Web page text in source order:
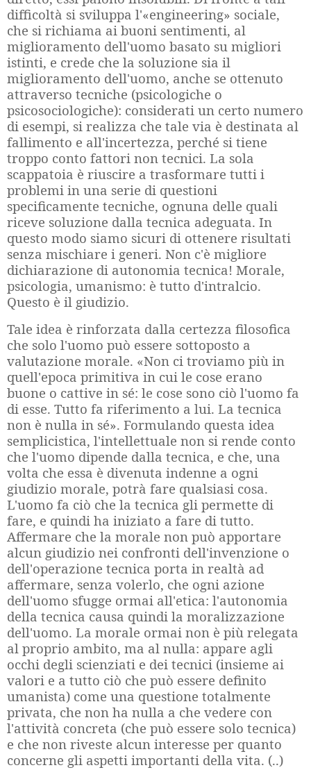
difficoltà si sviluppa l'«engineering» sociale,
che si richiama ai buoni sentimenti, al
miglioramento dell'uomo basato su migliori
istinti, e crede che la soluzione sia il
miglioramento dell'uomo, anche se ottenuto
attraverso tecniche (psicologiche o
psicosociologiche): considerati un certo numero
di esempi, si realizza che tale via è destinata al
fallimento e all'incertezza, perché si tiene
troppo conto fattori non tecnici. La sola
scappatoia è riuscire a trasformare tutti i
problemi in una serie di questioni
specificamente tecniche, ognuna delle quali
riceve soluzione dalla tecnica adeguata. In
questo modo siamo sicuri di ottenere risultati
senza mischiare i generi. Non c'è migliore
dichiarazione di autonomia tecnica! Morale,
psicologia, umanismo: è tutto d'intralcio.
Questo è il giudizio.
Tale idea è rinforzata dalla certezza filosofica
che solo l'uomo può essere sottoposto a
valutazione morale. «Non ci troviamo più in
quell'epoca primitiva in cui le cose erano
buone o cattive in sé: le cose sono ciò l'uomo fa
di esse. Tutto fa riferimento a lui. La tecnica
non è nulla in sé». Formulando questa idea
semplicistica, l'intellettuale non si rende conto
che l'uomo dipende dalla tecnica, e che, una
volta che essa è divenuta indenne a ogni
giudizio morale, potrà fare qualsiasi cosa.
L'uomo fa ciò che la tecnica gli permette di
fare, e quindi ha iniziato a fare di tutto.
Affermare che la morale non può apportare
alcun giudizio nei confronti dell'invenzione o
dell'operazione tecnica porta in realtà ad
affermare, senza volerlo, che ogni azione
dell'uomo sfugge ormai all'etica: l'autonomia
della tecnica causa quindi la moralizzazione
dell'uomo. La morale ormai non è più relegata
al proprio ambito, ma al nulla: appare agli
occhi degli scienziati e dei tecnici (insieme ai
valori e a tutto ciò che può essere definito
umanista) come una questione totalmente
privata, che non ha nulla a che vedere con
l'attività concreta (che può essere solo tecnica)
e che non riveste alcun interesse per quanto
concerne gli aspetti importanti della vita. (..)